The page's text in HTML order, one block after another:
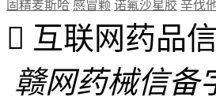
固精麦斯哈 感冒颗 诺氟沙星胶 辛伐
 互联网药品
赣网药械信备